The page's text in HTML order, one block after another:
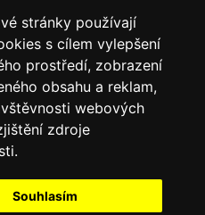
stránky používají
s cílem vylepšení
prostředí, zobrazení
obsahu a reklam,
webových
zdroje
Souhlasím